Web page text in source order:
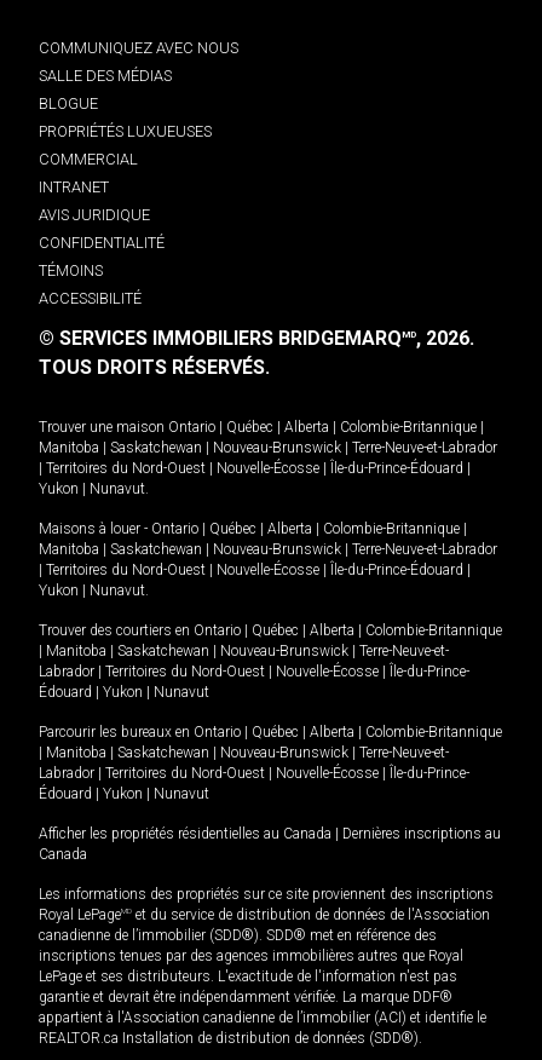
COMMUNIQUEZ AVEC NOUS
SALLE DES MÉDIAS
BLOGUE
PROPRIÉTÉS LUXUEUSES
COMMERCIAL
INTRANET
AVIS JURIDIQUE
CONFIDENTIALITÉ
TÉMOINS
ACCESSIBILITÉ
© SERVICES IMMOBILIERS BRIDGEMARQMD, 2026.
TOUS DROITS RÉSERVÉS.
Trouver une maison Ontario Québec Alberta Colombie-Britannique
Manitoba
Saskatchewan Nouveau-Brunswick
Terre-Neuve-et-Labrador
Territoires du Nord-Ouest Nouvelle-Écosse Île-du-Prince-Édouard
Yukon
Nunavut.
Maisons à louer - Ontario Québec Alberta Colombie-Britannique
Manitoba
Saskatchewan Nouveau-Brunswick
Terre-Neuve-et-Labrador
Territoires du Nord-Ouest Nouvelle-Écosse Île-du-Prince-Édouard
Yukon
Nunavut.
Trouver des courtiers en Ontario Québec Alberta
Colombie-Britannique
Manitoba Saskatchewan Nouveau-Brunswick
Terre-Neuve-et-
Labrador
Territoires du Nord-Ouest Nouvelle-Écosse
Île-du-Prince-
Édouard
Yukon Nunavut
Parcourir les bureaux en Ontario Québec Alberta
Colombie-Britannique
Manitoba Saskatchewan Nouveau-Brunswick
Terre-Neuve-et-
Labrador
Territoires du Nord-Ouest Nouvelle-Écosse
Île-du-Prince-
Édouard
Yukon Nunavut
Afficher les propriétés résidentielles au Canada
Dernières inscriptions au
Canada
Les informations des propriétés sur ce site proviennent des inscriptions
Royal LePageMD et du service de distribution de données de l'Association
canadienne de l’immobilier (SDD®). SDD® met en référence des
inscriptions tenues par des agences immobilières autres que Royal
LePage et ses distributeurs. L'exactitude de l'information n'est pas
garantie et devrait être indépendamment vérifiée. La marque DDF®
appartient à l'Association canadienne de l’immobilier (ACI) et identifie le
REALTOR.ca Installation de distribution de données (SDD®).